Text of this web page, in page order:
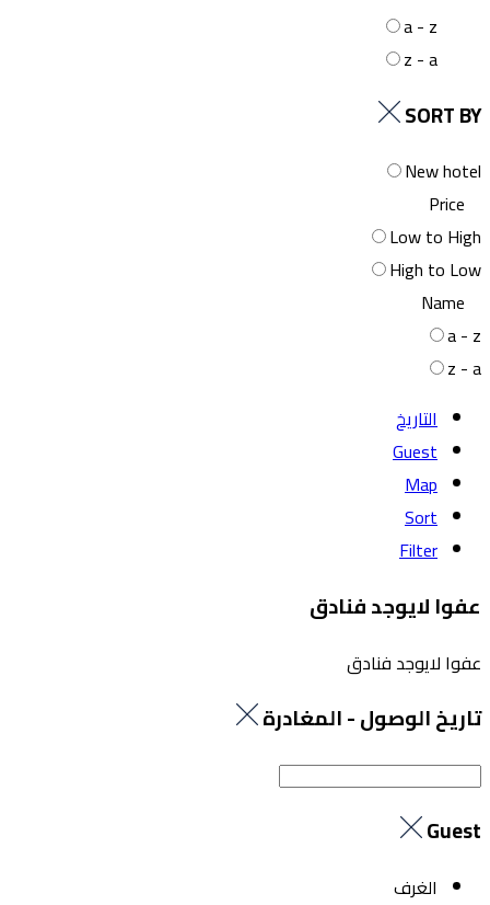
a - z
z - a
SORT BY
New hotel
Price
Low to High
High to Low
Name
a - z
z - a
التاريخ
Guest
Map
Sort
Filter
عفوا لايوجد فنادق
عفوا لايوجد فنادق
تاريخ الوصول - المغادرة
Guest
الغرف